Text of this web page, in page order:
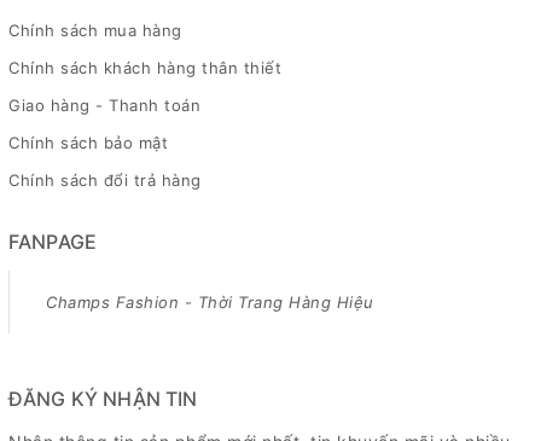
Chính sách mua hàng
Chính sách khách hàng thân thiết
Giao hàng - Thanh toán
Chính sách bảo mật
Chính sách đổi trả hàng
FANPAGE
Champs Fashion - Thời Trang Hàng Hiệu
ĐĂNG KÝ NHẬN TIN